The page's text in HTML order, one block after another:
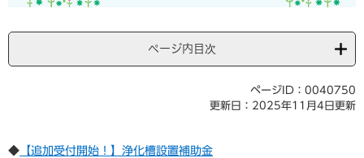
ページ内目次
ページID：0040750
更新日：2025年11月4日更新
​​◆ 【追加受付開始！】浄化槽設置補助金